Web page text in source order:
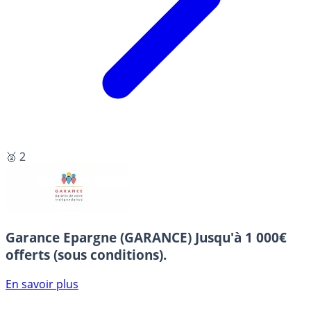
🥈 2
Garance Epargne (GARANCE) Jusqu'à 1 000€
offerts (sous conditions).
En savoir plus